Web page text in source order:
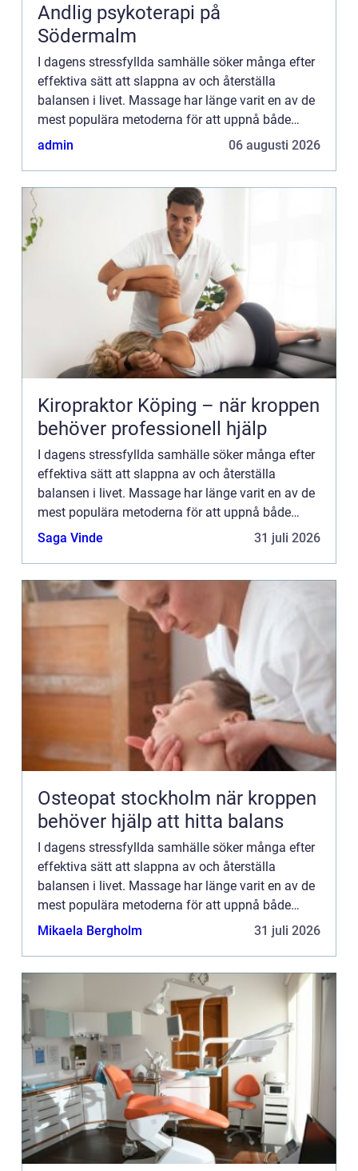
Andlig psykoterapi på
Södermalm
I dagens stressfyllda samhälle söker många efter
effektiva sätt att slappna av och återställa
balansen i livet. Massage har länge varit en av de
mest populära metoderna för att uppnå både
fys...
admin 06 augusti 2026
Kiropraktor Köping – när kroppen
behöver professionell hjälp
I dagens stressfyllda samhälle söker många efter
effektiva sätt att slappna av och återställa
balansen i livet. Massage har länge varit en av de
mest populära metoderna för att uppnå både
fys...
Saga Vinde 31 juli 2026
Osteopat stockholm när kroppen
behöver hjälp att hitta balans
I dagens stressfyllda samhälle söker många efter
effektiva sätt att slappna av och återställa
balansen i livet. Massage har länge varit en av de
mest populära metoderna för att uppnå både
fys...
Mikaela Bergholm 31 juli 2026